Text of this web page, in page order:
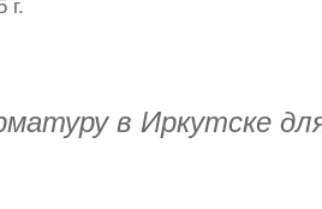
г.
в Иркутске